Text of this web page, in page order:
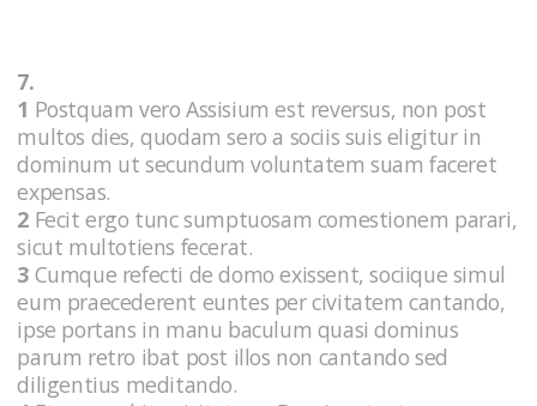
7.
1 Postquam vero Assisium est reversus, non post
multos dies, quodam sero a sociis suis eligitur in
dominum ut secundum voluntatem suam faceret
expensas.
2 Fecit ergo tunc sumptuosam comestionem parari,
sicut multotiens fecerat.
3 Cumque refecti de domo exissent, sociique simul
eum praecederent euntes per civitatem cantando,
ipse portans in manu baculum quasi dominus
parum retro ibat post illos non cantando sed
diligentius meditando.